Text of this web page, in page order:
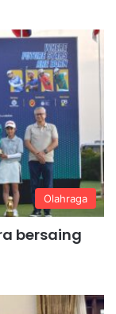
Olahraga
bersaing